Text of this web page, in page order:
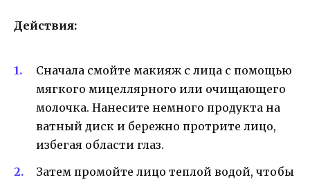
Действия:
Сначала смойте макияж с лица с помощью
мягкого мицеллярного или очищающего
молочка. Нанесите немного продукта на
ватный диск и бережно протрите лицо,
избегая области глаз.
Затем промойте лицо теплой водой, чтобы